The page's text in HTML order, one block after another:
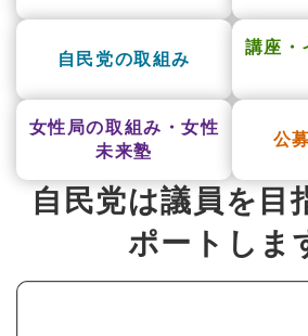
自民党の取組み
講座・
女性局の取組み・女性
未来塾
公
自民党は議員を目
ポートしま